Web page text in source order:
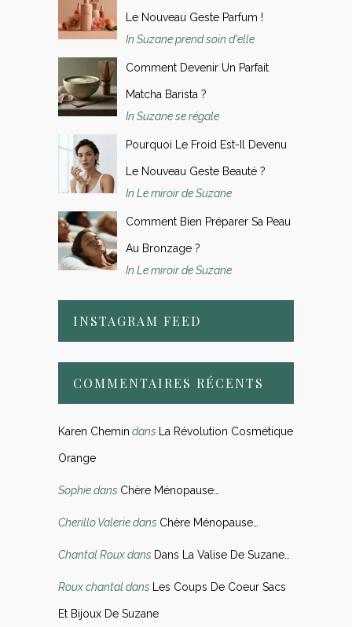
Le Nouveau Geste Parfum !
In Suzane prend soin d'elle
Comment Devenir Un Parfait
Matcha Barista ?
In Suzane se régale
Pourquoi Le Froid Est-Il Devenu
Le Nouveau Geste Beauté ?
In Le miroir de Suzane
Comment Bien Préparer Sa Peau
Au Bronzage ?
In Le miroir de Suzane
INSTAGRAM FEED
COMMENTAIRES RÉCENTS
Karen Chemin dans La Révolution Cosmétique
Orange
Sophiedans Chère Ménopause…
Cherillo Valeriedans Chère Ménopause…
Chantal Rouxdans Dans La Valise De Suzane…
Roux chantaldans Les Coups De Coeur Sacs
Et Bijoux De Suzane